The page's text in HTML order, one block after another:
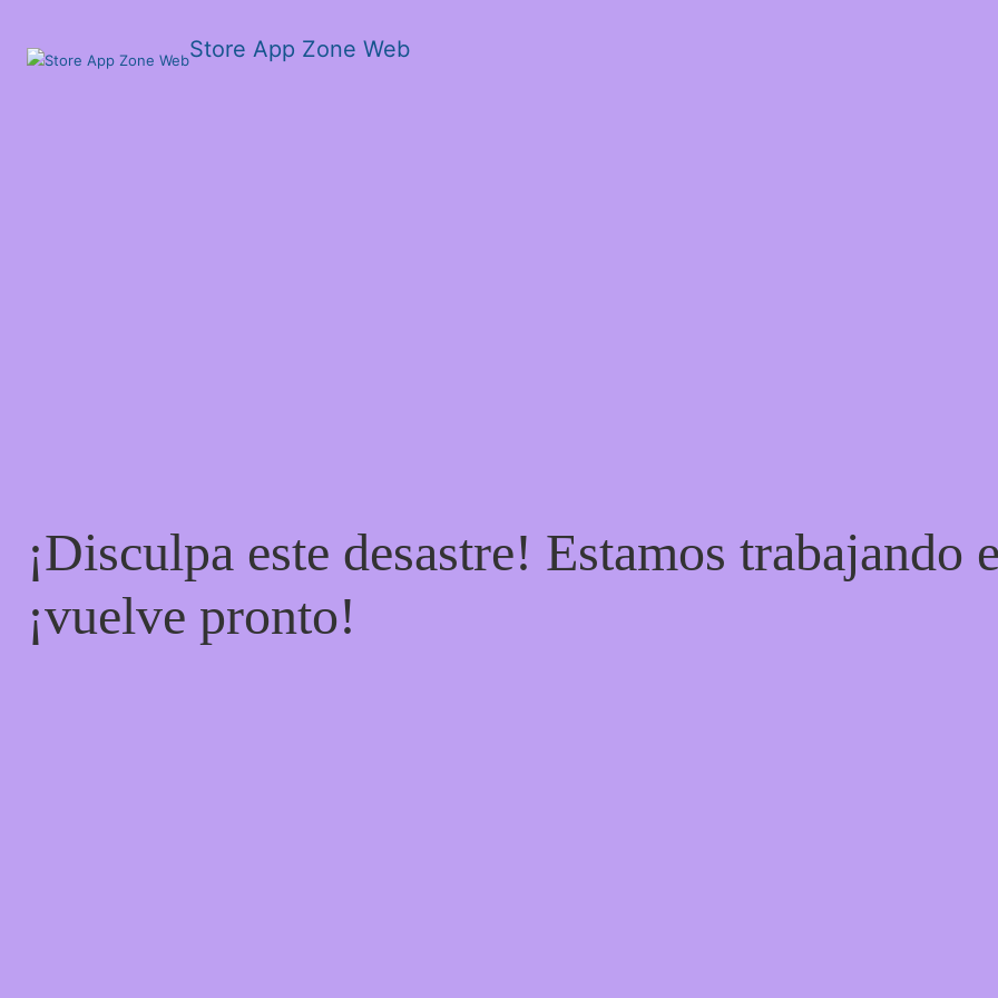
Store App Zone Web
¡Disculpa este desastre! Estamos trabajando
¡vuelve pronto!